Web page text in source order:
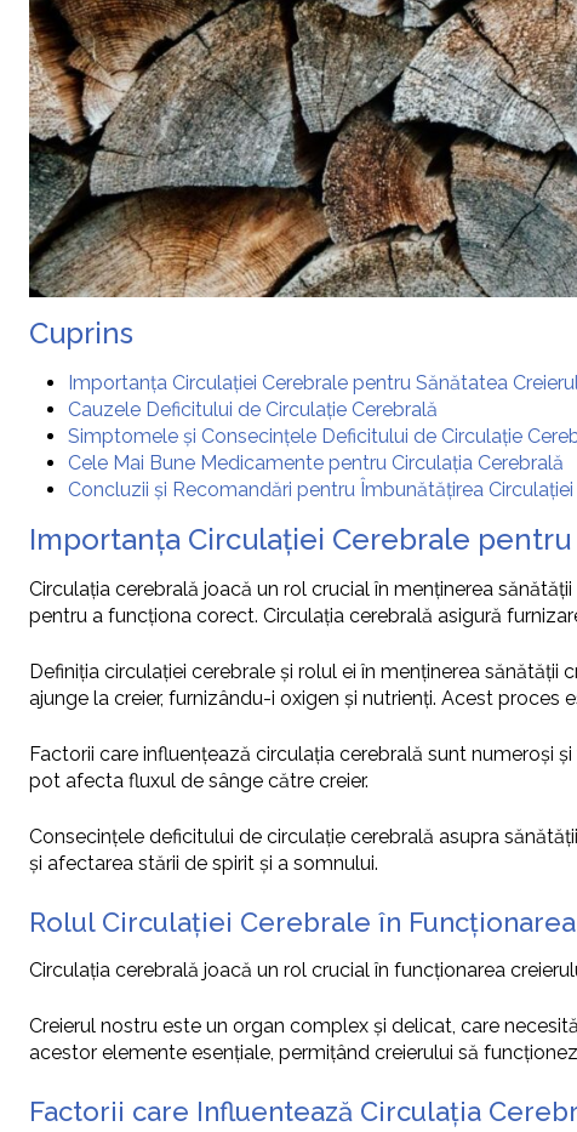
Cuprins
Importanța Circulației Cerebrale pentru Sănătatea
Cauzele Deficitului de Circulație Cerebrală
Simptomele și Consecințele Deficitului de Circulație
Cele Mai Bune Medicamente pentru Circulația Cerebrală
Concluzii și Recomandări pentru Îmbunătățirea
Importanța Circulației Cerebrale
Circulația cerebrală joacă un rol crucial în menținerea
pentru a funcționa corect. Circulația cerebrală asigură
Definiția circulației cerebrale și rolul ei în menținerea
ajunge la creier, furnizându-i oxigen și nutrienți. Acest
Factorii care influențează circulația cerebrală sunt numeroși
pot afecta fluxul de sânge către creier.
Consecințele deficitului de circulație cerebrală asupra
și afectarea stării de spirit și a somnului.
Rolul Circulației Cerebrale în
Circulația cerebrală joacă un rol crucial în funcționarea
Creierul nostru este un organ complex și delicat, care
acestor elemente esențiale, permițând creierului să
Factorii care Influentează Circulația